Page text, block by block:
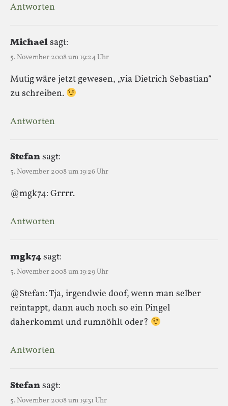
Antworten
Michaelsagt:
5. November 2008 um 19:24 Uhr
Mutig wäre jetzt gewesen, „via Dietrich Sebastian“
zu schreiben.
Antworten
Stefansagt:
5. November 2008 um 19:26 Uhr
@mgk74: Grrrr.
Antworten
mgk74sagt:
5. November 2008 um 19:29 Uhr
@Stefan: Tja, irgendwie doof, wenn man selber
reintappt, dann auch noch so ein Pingel
daherkommt und rumnöhlt oder?
Antworten
Stefansagt:
5. November 2008 um 19:31 Uhr